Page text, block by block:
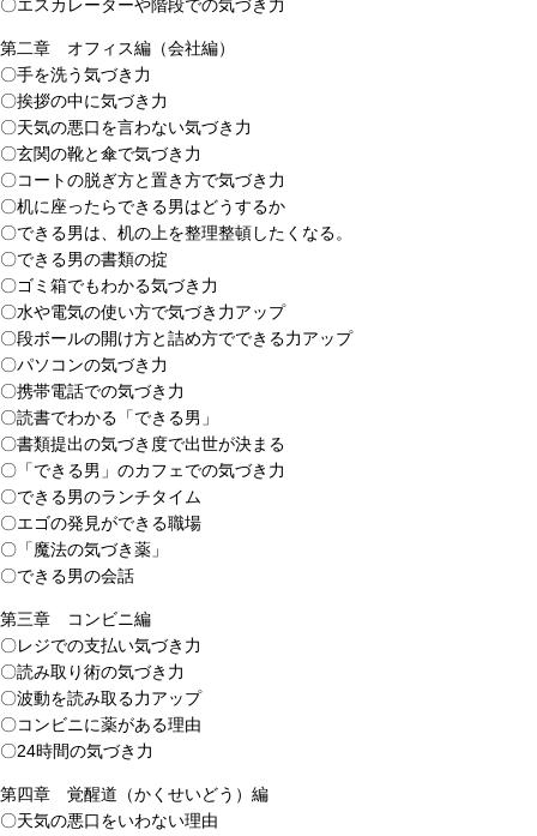
〇エスカレーターや階段での気づき力
第二章 オフィス編（会社編）
〇手を洗う気づき力
〇挨拶の中に気づき力
〇天気の悪口を言わない気づき力
〇玄関の靴と傘で気づき力
〇コートの脱ぎ方と置き方で気づき力
〇机に座ったらできる男はどうするか
〇できる男は、机の上を整理整頓したくなる。
〇できる男の書類の掟
〇ゴミ箱でもわかる気づき力
〇水や電気の使い方で気づき力アップ
〇段ボールの開け方と詰め方でできる力アップ
〇パソコンの気づき力
〇携帯電話での気づき力
〇読書でわかる「できる男」
〇書類提出の気づき度で出世が決まる
〇「できる男」のカフェでの気づき力
〇できる男のランチタイム
〇エゴの発見ができる職場
〇「魔法の気づき薬」
〇できる男の会話
第三章 コンビニ編
〇レジでの支払い気づき力
〇読み取り術の気づき力
〇波動を読み取る力アップ
〇コンビニに薬がある理由
〇24時間の気づき力
第四章 覚醒道（かくせいどう）編
〇天気の悪口をいわない理由